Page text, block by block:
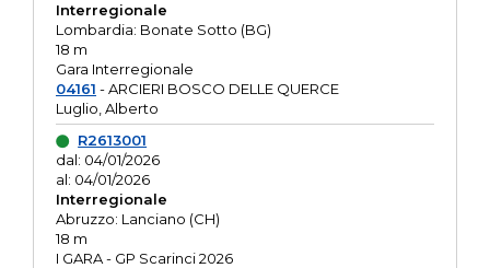
Interregionale
Lombardia: Bonate Sotto (BG)
18 m
Gara Interregionale
04161 - ARCIERI BOSCO DELLE QUERCE
Luglio, Alberto
R2613001
dal: 04/01/2026
al: 04/01/2026
Interregionale
Abruzzo: Lanciano (CH)
18 m
I GARA - GP Scarinci 2026